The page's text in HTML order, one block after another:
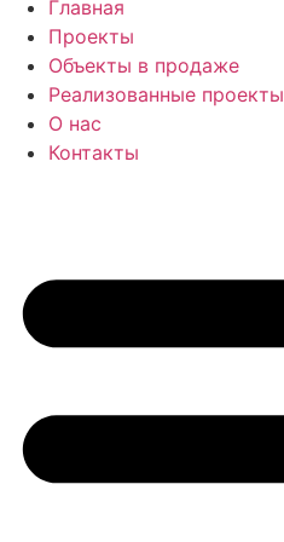
Главная
Проекты
Объекты в продаже
Реализованные проекты
О нас
Контакты